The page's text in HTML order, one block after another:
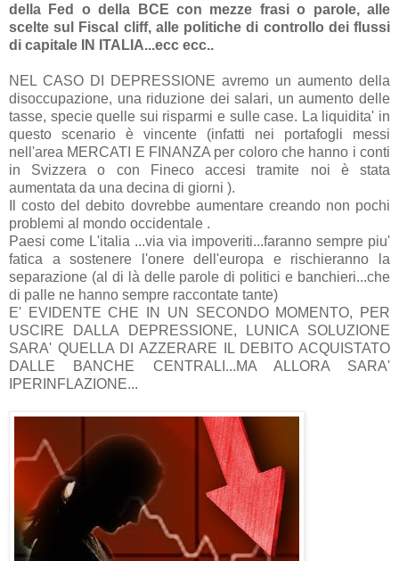
della Fed o della BCE con mezze frasi o parole, alle
scelte sul Fiscal cliff, alle politiche di controllo dei flussi
di capitale IN ITALIA...ecc ecc..
NEL CASO DI DEPRESSIONE avremo un aumento della
disoccupazione, una riduzione dei salari, un aumento delle
tasse, specie quelle sui risparmi e sulle case. La liquidita' in
questo scenario è vincente (infatti nei portafogli messi
nell'area MERCATI E FINANZA per coloro che hanno i conti
in Svizzera o con Fineco accesi tramite noi è stata
aumentata da una decina di giorni ).
Il costo del debito dovrebbe aumentare creando non pochi
problemi al mondo occidentale .
Paesi come L'italia ...via via impoveriti...faranno sempre piu'
fatica a sostenere l'onere dell'europa e rischieranno la
separazione (al di là delle parole di politici e banchieri...che
di palle ne hanno sempre raccontate tante)
E' EVIDENTE CHE IN UN SECONDO MOMENTO, PER
USCIRE DALLA DEPRESSIONE, LUNICA SOLUZIONE
SARA' QUELLA DI AZZERARE IL DEBITO ACQUISTATO
DALLE BANCHE CENTRALI...MA ALLORA SARA'
IPERINFLAZIONE...